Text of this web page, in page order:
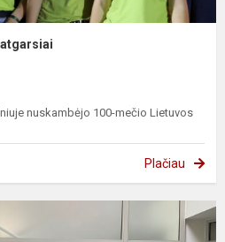
nuskambėjo 100-mečio Lietuvos
Plačiau